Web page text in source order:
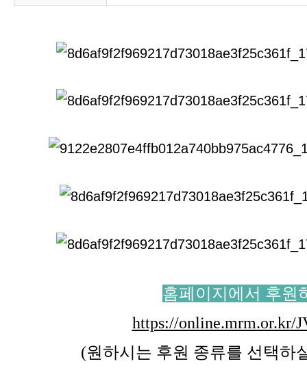
홈페이지에서 후원
https://online.mrm.or.kr/
(원하시는 후원 종류를 선택하